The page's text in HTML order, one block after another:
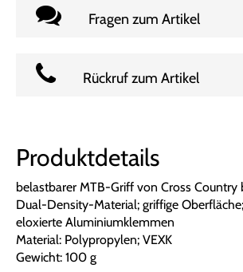
Fragen zum Artikel
Rückruf zum Artikel
Produktdetails
belastbarer MTB-Griff von Cross Country
Dual-Density-Material; griffige
eloxierte Aluminiumklemmen
Material: Polypropylen; VEXK
Gewicht: 100 g